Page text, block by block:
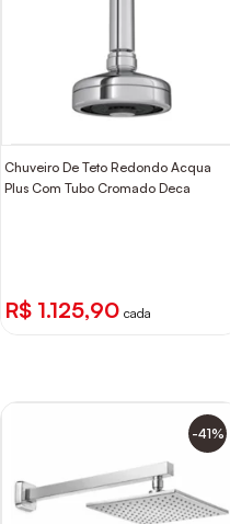
Chuveiro De Teto Redondo Acqua
Plus Com Tubo Cromado Deca
R$ 1.125,90 cada
-41%